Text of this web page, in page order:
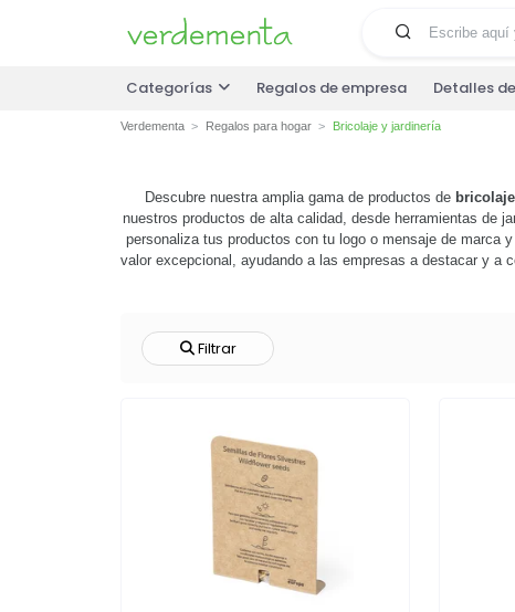
Categorías Regalos de empresa Detalles
Verdementa Regalos para hogar Bricolaje y jardinería
Descubre nuestra amplia gama de productos de
nuestros productos de alta calidad, desde herramientas de
personaliza tus productos con tu logo o mensaje de marca
valor excepcional, ayudando a las empresas a destacar y a
que tu marca estará presente en la vida de tus
Filtrar